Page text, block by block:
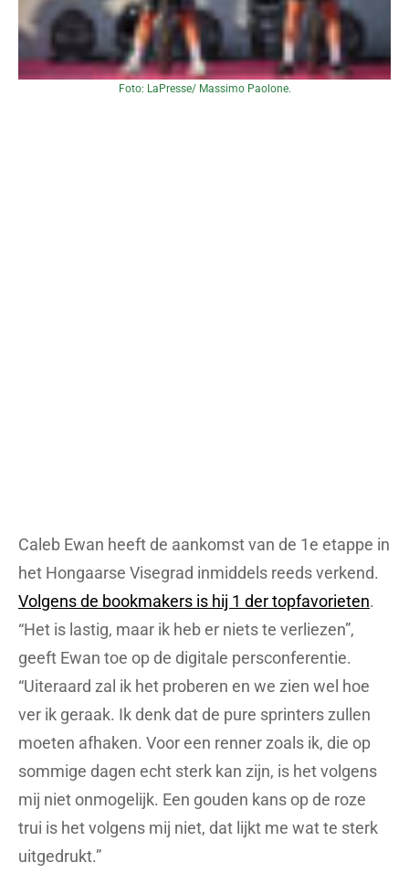
Foto: LaPresse/ Massimo Paolone.
Caleb Ewan heeft de aankomst van de 1e etappe in
het Hongaarse Visegrad inmiddels reeds verkend.
Volgens de bookmakers is hij 1 der topfavorieten.
“Het is lastig, maar ik heb er niets te verliezen”,
geeft Ewan toe op de digitale persconferentie.
“Uiteraard zal ik het proberen en we zien wel hoe
ver ik geraak. Ik denk dat de pure sprinters zullen
moeten afhaken. Voor een renner zoals ik, die op
sommige dagen echt sterk kan zijn, is het volgens
mij niet onmogelijk. Een gouden kans op de roze
trui is het volgens mij niet, dat lijkt me wat te sterk
uitgedrukt.”